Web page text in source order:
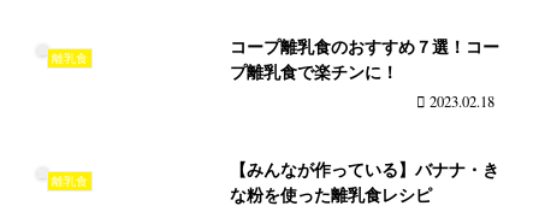
離乳食
コープ離乳食のおすすめ７選！コー
プ離乳食で楽チンに！
2023.02.18
離乳食
【みんなが作っている】バナナ・き
な粉を使った離乳食レシピ